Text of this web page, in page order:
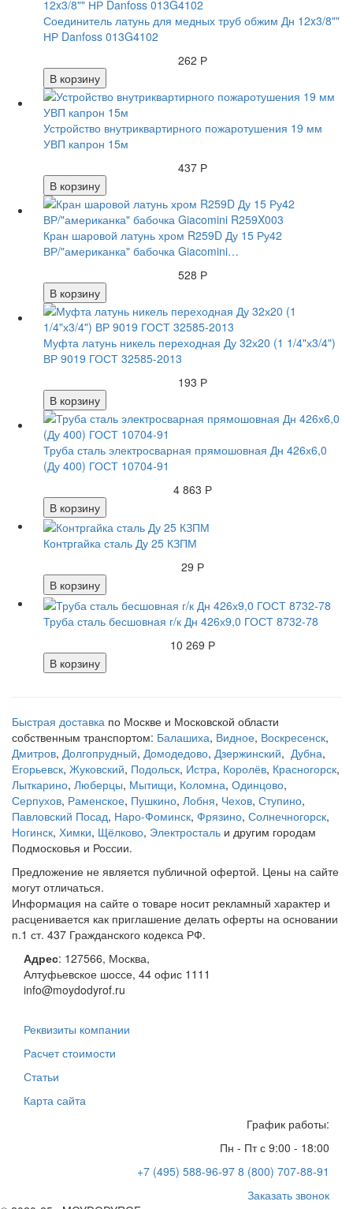
Соединитель латунь для медных труб обжим Дн 12x3/8""
НР Danfoss 013G4102
262 Р
В корзину
Устройство внутриквартирного пожаротушения 19 мм
УВП капрон 15м
437 Р
В корзину
Кран шаровой латунь хром R259D Ду 15 Ру42
ВР/"американка" бабочка Giacomini…
528 Р
В корзину
Муфта латунь никель переходная Ду 32х20 (1 1/4"х3/4")
ВР 9019 ГОСТ 32585-2013
193 Р
В корзину
Труба сталь электросварная прямошовная Дн 426х6,0
(Ду 400) ГОСТ 10704-91
4 863 Р
В корзину
Контргайка сталь Ду 25 КЗПМ
29 Р
В корзину
Труба сталь бесшовная г/к Дн 426х9,0 ГОСТ 8732-78
10 269 Р
В корзину
Быстрая доставка по Москве и Московской области
собственным транспортом: Балашиха, Видное, Воскресенск,
Дмитров, Долгопрудный, Домодедово, Дзержинский, Дубна,
Егорьевск, Жуковский, Подольск, Истра, Королёв, Красногорск,
Лыткарино, Люберцы, Мытищи, Коломна, Одинцово,
Серпухов, Раменское, Пушкино, Лобня, Чехов, Ступино,
Павловский Посад, Наро-Фоминск, Фрязино, Солнечногорск,
Ногинск, Химки, Щёлково, Электросталь и другим городам
Подмосковья и России.
Предложение не является публичной офертой. Цены на сайте
могут отличаться.
Информация на сайте о товаре носит рекламный характер и
расценивается как приглашение делать оферты на основании
п.1 ст. 437 Гражданского кодекса РФ.
Адрес: 127566, Москва,
Алтуфьевское шоссе, 44 офис 1111
info@moydodyrof.ru
Реквизиты компании
Расчет стоимости
Статьи
Карта сайта
График работы:
Пн - Пт с 9:00 - 18:00
+7 (495) 588-96-97 8 (800) 707-88-91
Заказать звонок